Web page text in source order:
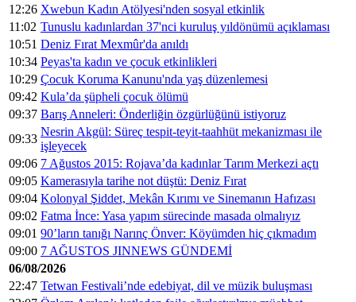
12:26 Xwebun Kadın Atölyesi'nden sosyal etkinlik
11:02 Tunuslu kadınlardan 37'nci kuruluş yıldönümü açıklaması
10:51 Deniz Fırat Mexmûr'da anıldı
10:34 Peyas'ta kadın ve çocuk etkinlikleri
10:29 Çocuk Koruma Kanunu'nda yaş düzenlemesi
09:42 Kula’da şüpheli çocuk ölümü
09:37 Barış Anneleri: Önderliğin özgürlüğünü istiyoruz
09:33
Nesrin Akgül: Süreç tespit-teyit-taahhüt mekanizması ile
işleyecek
09:06 7 Ağustos 2015: Rojava’da kadınlar Tarım Merkezi açtı
09:05 Kamerasıyla tarihe not düştü: Deniz Fırat
09:04 Kolonyal Şiddet, Mekân Kırımı ve Sinemanın Hafızası
09:02 Fatma İnce: Yasa yapım sürecinde masada olmalıyız
09:01 90’ların tanığı Narınç Önver: Köyümden hiç çıkmadım
09:00 7 AĞUSTOS JINNEWS GÜNDEMİ
06/08/2026
22:47 Tetwan Festivali’nde edebiyat, dil ve müzik buluşması